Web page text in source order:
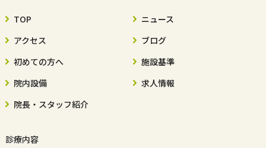
TOP
アクセス
初めての方へ
院内設備
院長・スタッフ紹介
ニュース
ブログ
施設基準
求人情報
診療内容